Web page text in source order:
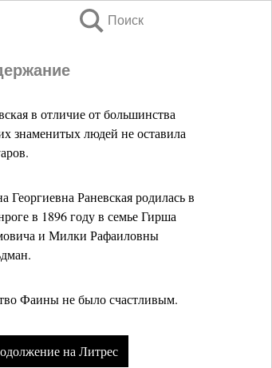
Поиск
в отличие от большинства
знаменитых людей не оставила
Георгиевна Раневская родилась в
в 1896 году в семье Гирша
и Милки Рафаиловны
Фаины не было счастливым.
на Литрес